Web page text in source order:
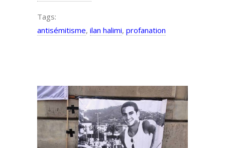
Tags:
antisémitisme, ilan halimi, profanation